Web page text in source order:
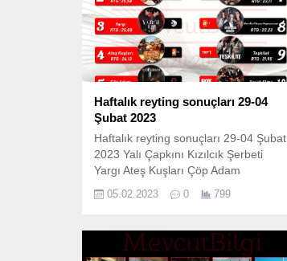
Haftalık reyting sonuçları 29-04
Şubat 2023
Haftalık reyting sonuçları 29-04 Şubat
2023 Yalı Çapkını Kızılcık Şerbeti
Yargı Ateş Kuşları Çöp Adam
Cihana Sığmazsam Teşkilat Yasak
05.02.2023 0 799